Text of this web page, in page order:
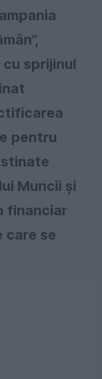
cu sprijinul
pentru
Muncii și
financiar
care se